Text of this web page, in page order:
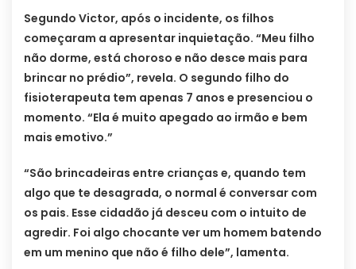
Segundo Victor, após o incidente, os filhos
começaram a apresentar inquietação. “Meu filho
não dorme, está choroso e não desce mais para
brincar no prédio”, revela. O segundo filho do
fisioterapeuta tem apenas 7 anos e presenciou o
momento. “Ela é muito apegado ao irmão e bem
mais emotivo.”
“São brincadeiras entre crianças e, quando tem
algo que te desagrada, o normal é conversar com
os pais. Esse cidadão já desceu com o intuito de
agredir. Foi algo chocante ver um homem batendo
em um menino que não é filho dele”, lamenta.